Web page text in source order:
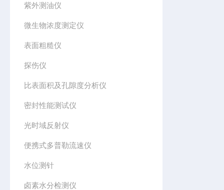
紫外测油仪
微生物浓度测定仪
表面粗糙仪
探伤仪
比表面积及孔隙度分析仪
密封性能测试仪
光时域反射仪
便携式多普勒流速仪
水位测针
卤素水分检测仪